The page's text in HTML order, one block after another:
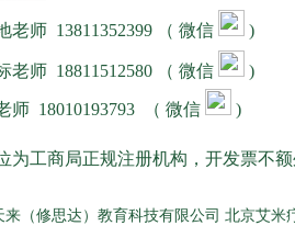
老师 13811352399 （ 微信 )
老师 18811512580 （ 微信 )
师 18010193793 （ 微信 )
为工商局正规注册机构，开发票不
来（修思达）教育科技有限公司 北京艾米